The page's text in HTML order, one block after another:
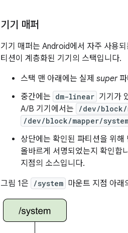
기기 매퍼
기기 매퍼는 Android에서 자주 사용
티션이 계층화된 기기의 스택입니다.
스택 맨 아래에는 실제 super파
중간에는 dm-linear 기기가
A/B 기기에서는
/dev/block/
/dev/block/mapper/
상단에는 확인된 파티션을 위해
올바르게 서명되었는지 확인합
지점의 소스입니다.
그림 1은
/system 마운트 지점 아래